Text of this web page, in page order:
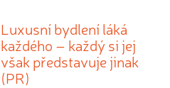
Luxusní bydlení láká
každého – každý si jej
však představuje jinak
(PR)